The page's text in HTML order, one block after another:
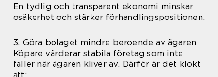
En tydlig och transparent ekonomi minskar
osäkerhet och stärker förhandlingspositionen.
3. Göra bolaget mindre beroende av ägaren
Köpare värderar stabila företag som inte
faller när ägaren kliver av. Därför är det klokt
att: